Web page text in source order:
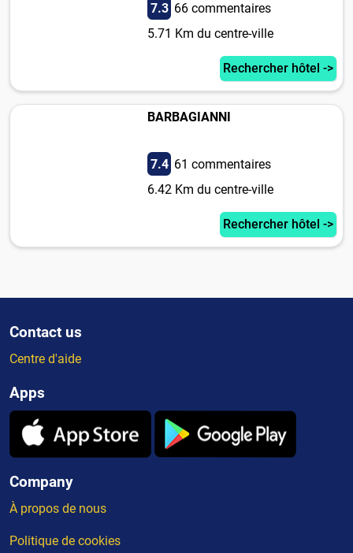
7.3 66 commentaires
5.71 Km du centre-ville
Rechercher hôtel ->
BARBAGIANNI
7.4 61 commentaires
6.42 Km du centre-ville
Rechercher hôtel ->
Contact us
Centre d'aide
Apps
Company
À propos de nous
Politique de cookies